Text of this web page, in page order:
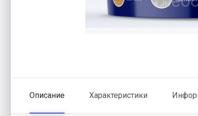
Описание Характеристики